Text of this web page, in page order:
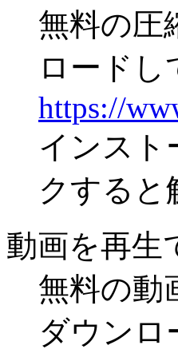
無料の圧
ロード
https://
インスト
クすると
動画を再生
無料の動
ダウンロ